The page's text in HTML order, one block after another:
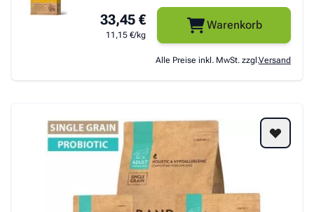
33,45 €
11,15 €/kg
Warenkorb
Alle Preise inkl. MwSt. zzgl.Versand